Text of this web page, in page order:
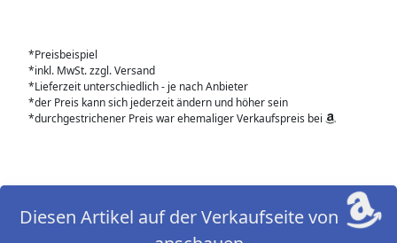
*Preisbeispiel
*inkl. MwSt. zzgl. Versand
*Lieferzeit unterschiedlich - je nach Anbieter
*der Preis kann sich jederzeit ändern und höher sein
*durchgestrichener Preis war ehemaliger Verkaufspreis bei
Diesen Artikel auf der Verkaufseite von